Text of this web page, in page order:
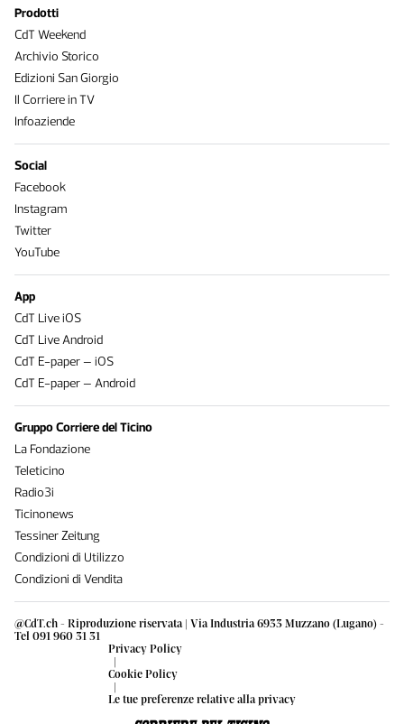
@CdT.ch - Riproduzione riservata | Via Industria 6933 Muzzano (Lugano) -
Tel 091 960 31 31
Privacy Policy
|
Cookie Policy
|
Le tue preferenze relative alla privacy
Prodotti
CdT Weekend
Archivio Storico
Edizioni San Giorgio
Il Corriere in TV
Infoaziende
Social
Facebook
Instagram
Twitter
YouTube
App
CdT Live iOS
CdT Live Android
CdT E-paper – iOS
CdT E-paper – Android
Gruppo Corriere del Ticino
La Fondazione
Teleticino
Radio3i
Ticinonews
Tessiner Zeitung
Condizioni di Utilizzo
Condizioni di Vendita